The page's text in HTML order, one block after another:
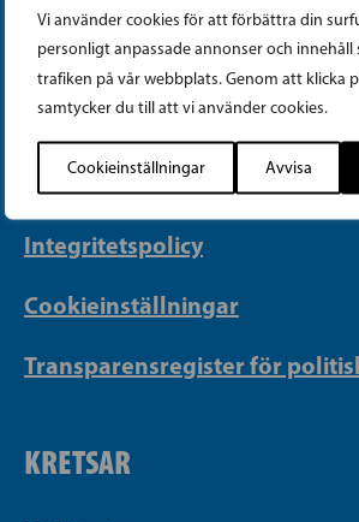
Vi använder cookies för att förbättra din
personligt anpassade annonser och innehåll
trafiken på vår webbplats. Genom att klicka
samtycker du till att vi använder cookies.
Cookieinställningar Avvisa
Telefon (09) 693 070
PB 430, 00101 Helsingfors
Georgsgatan 27, 00100
info@sfp.fi
Faktureringsuppgifter
Integritetspolicy
Cookieinställningar
Transparensregister för
KRETSAR